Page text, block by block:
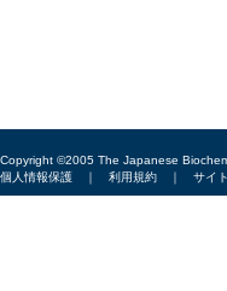
Copyright ©2005 The Japanese
個人情報保護 ｜ 利用規約 ｜ サイ